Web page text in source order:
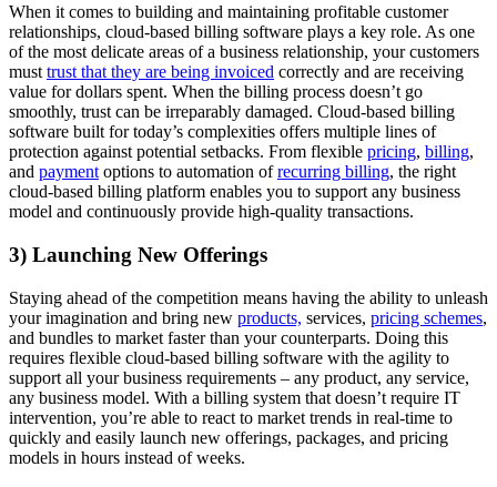
When it comes to building and maintaining profitable customer
relationships, cloud-based billing software plays a key role. As one
of the most delicate areas of a business relationship, your customers
must trust that they are being invoiced correctly and are receiving
value for dollars spent. When the billing process doesn’t go
smoothly, trust can be irreparably damaged. Cloud-based billing
software built for today’s complexities offers multiple lines of
protection against potential setbacks. From flexible pricing, billing,
and payment options to automation ofrecurring billing, the right
cloud-based billing platform enables you to support any business
model and continuously provide high-quality transactions.
3) Launching New Offerings
Staying ahead of the competition means having the ability to unleash
your imagination and bring new products, services, pricing schemes,
and bundles to market faster than your counterparts. Doing this
requires flexible cloud-based billing software with the agility to
support all your business requirements – any product, any service,
any business model. With a billing system that doesn’t require IT
intervention, you’re able to react to market trends in real-time to
quickly and easily launch new offerings, packages, and pricing
models in hours instead of weeks.